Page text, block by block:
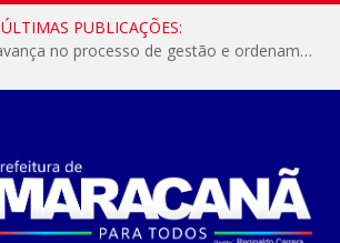
ÚLTIMAS PUBLICAÇÕES:
Resex Maracanã avança no processo de gestão e ordenamento do turismo em nossas áreas protegidas.